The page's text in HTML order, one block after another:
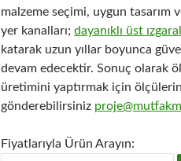
malzeme seçimi, uygun tasarım
yer kanalları; dayanıklı üst
katarak uzun yıllar boyunca
devam edecektir. Sonuç olarak
üretimini yaptırmak için
gönderebilirsiniz
Fiyatlarıyla Ürün Arayın: